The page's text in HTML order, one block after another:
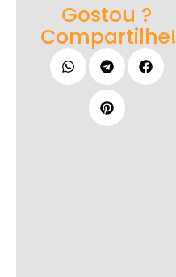
Gostou ?
Compartilhe!